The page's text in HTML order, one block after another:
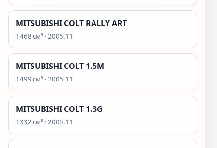
MITSUBISHI COLT RALLY ART
1468 см³ · 2005.11
MITSUBISHI COLT 1.5M
1499 см³ · 2005.11
MITSUBISHI COLT 1.3G
1332 см³ · 2005.11